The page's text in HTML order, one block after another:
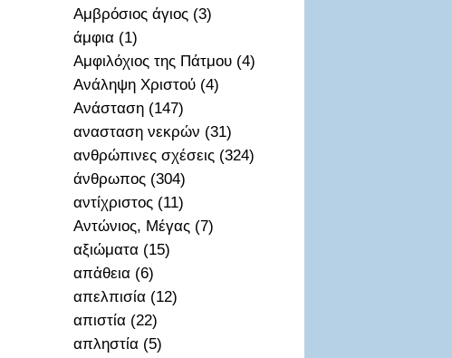
Αμβρόσιος άγιος (3)
άμφια (1)
Αμφιλόχιος της Πάτμου (4)
Ανάληψη Χριστού (4)
Ανάσταση (147)
ανασταση νεκρών (31)
ανθρώπινες σχέσεις (324)
άνθρωπος (304)
αντίχριστος (11)
Αντώνιος, Μέγας (7)
αξιώματα (15)
απἀθεια (6)
απελπισία (12)
απιστία (22)
απληστία (5)